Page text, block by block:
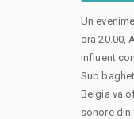
Un
ora 20.00,
influent
Sub
Belgia va
sonore din